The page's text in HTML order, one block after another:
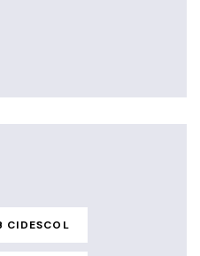
CIDESCOL